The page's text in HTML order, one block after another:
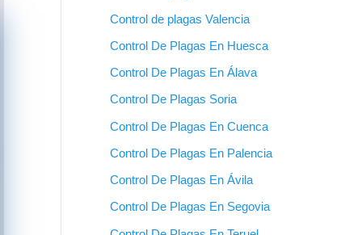
Control de plagas Valencia
Control De Plagas En Huesca
Control De Plagas En Álava
Control De Plagas Soria
Control De Plagas En Cuenca
Control De Plagas En Palencia
Control De Plagas En Ávila
Control De Plagas En Segovia